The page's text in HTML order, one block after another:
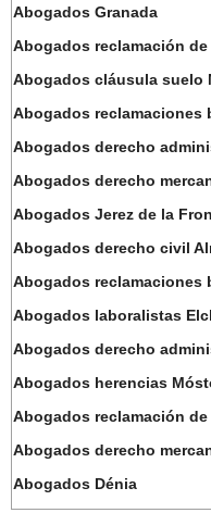
Abogados Granada
Abogados reclamación
Abogados cláusula suelo
Abogados reclamaciones
Abogados derecho
Abogados derecho
Abogados Jerez de la
Abogados derecho civil
Abogados reclamaciones
Abogados laboralistas
Abogados derecho
Abogados herencias
Abogados reclamación
Abogados derecho
Abogados Dénia